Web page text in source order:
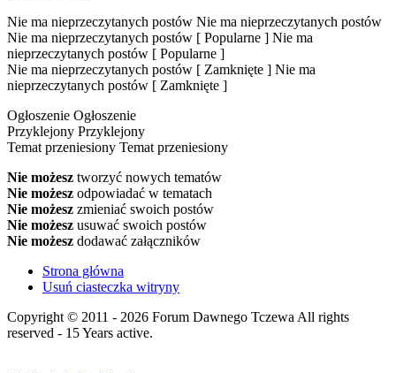
Nie ma nieprzeczytanych postów Nie ma nieprzeczytanych postów
Nie ma nieprzeczytanych postów [ Popularne ] Nie ma
nieprzeczytanych postów [ Popularne ]
Nie ma nieprzeczytanych postów [ Zamknięte ] Nie ma
nieprzeczytanych postów [ Zamknięte ]
Ogłoszenie Ogłoszenie
Przyklejony Przyklejony
Temat przeniesiony Temat przeniesiony
Nie możesz tworzyć nowych tematów
Nie możesz odpowiadać w tematach
Nie możesz zmieniać swoich postów
Nie możesz usuwać swoich postów
Nie możesz dodawać załączników
Strona główna
Usuń ciasteczka witryny
Copyright © 2011 - 2026 Forum Dawnego Tczewa All rights
reserved - 15 Years active.